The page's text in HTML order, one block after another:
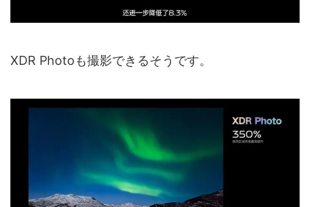
XDR Photoも撮影できるそうです。